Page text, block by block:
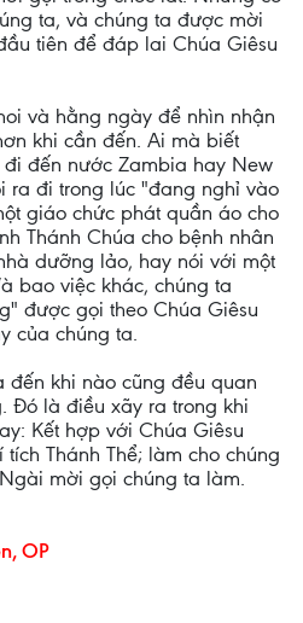
ta, và chúng ta được mời
tiên để đáp lai Chúa Giêsu
và hằng ngày để nhìn nhận
khi cần đến. Ai mà biết
đến nước Zambia hay New
ra đi trong lúc "đang nghỉ vào
giáo chức phát quần áo cho
Thánh Chúa cho bệnh nhân
dưỡng lảo, hay nói với một
bao việc khác, chúng ta
được gọi theo Chúa Giêsu
của chúng ta.
đến khi nào cũng đều quan
Đó là điều xãy ra trong khi
Kết hợp với Chúa Giêsu
Thánh Thể; làm cho chúng
mời gọi chúng ta làm.
OP